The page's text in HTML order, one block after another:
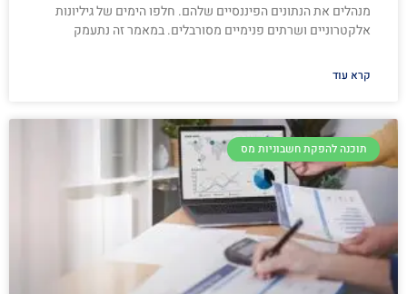
מנהלים את הנתונים הפיננסיים שלהם. חלפו הימים של גיליונות
אלקטרוניים ושרתים פנימיים מסורבלים. במאמר זה נתעמק
קרא עוד
תוכנה להפקת חשבוניות מס